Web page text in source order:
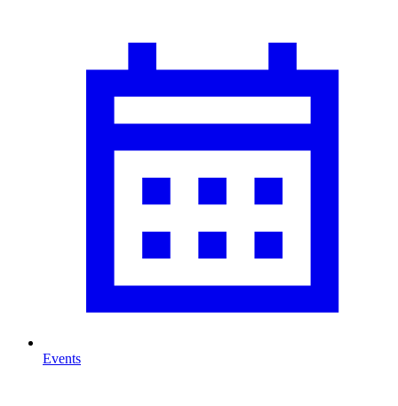
Events